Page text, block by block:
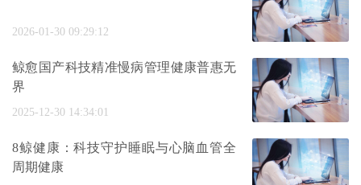
2026-01-30 09:29:12
鲸愈国产科技精准慢病管理健康普惠无
界
2025-12-30 14:34:01
8鲸健康：科技守护睡眠与心脑血管全
周期健康